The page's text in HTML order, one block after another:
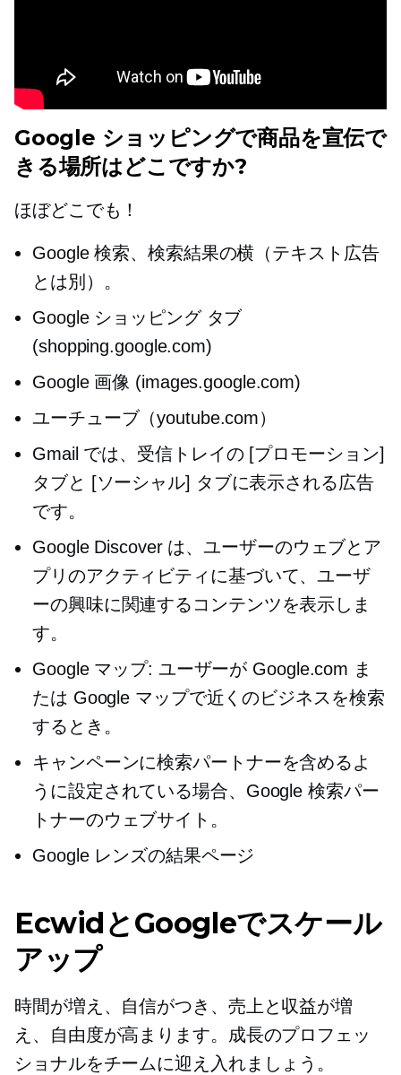
Google ショッピングで商品を宣伝で
きる場所はどこですか?
ほぼどこでも！
Google 検索、検索結果の横（テキスト広告
とは別）。
Google ショッピング タブ
(shopping.google.com)
Google 画像 (images.google.com)
ユーチューブ（youtube.com）
Gmail では、受信トレイの [プロモーション]
タブと [ソーシャル] タブに表示される広告
です。
Google Discover は、ユーザーのウェブとア
プリのアクティビティに基づいて、ユーザ
ーの興味に関連するコンテンツを表示しま
す。
Google マップ: ユーザーが Google.com ま
たは Google マップで近くのビジネスを検索
するとき。
キャンペーンに検索パートナーを含めるよ
うに設定されている場合、Google 検索パー
トナーのウェブサイト。
Google レンズの結果ページ
EcwidとGoogleでスケール
アップ
時間が増え、自信がつき、売上と収益が増
え、自由度が高まります。成長のプロフェッ
ショナルをチームに迎え入れましょう。